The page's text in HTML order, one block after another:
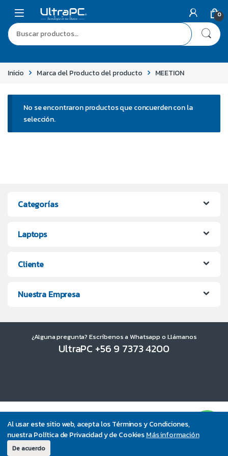
Al usar este sitio web, acepta los Términos y Condiciones,
nuestra Política de Privacidad y de CookiesMás información
De acuerdo
0
Inicio Marca del Producto del producto MEETION
No se encontraron productos que concuerden con la
selección.
Categorías
Laptops
Cliente
Nuestra Empresa
¿Alguna pregunta? Escríbenos a Whatsapp o Llámanos
UltraPC +56 9 7373 4200